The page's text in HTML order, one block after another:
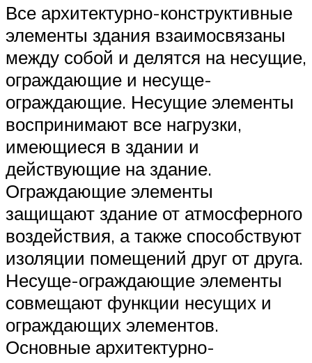
Все архитектурно-конструктивные
элементы здания взаимосвязаны
между собой и делятся на несущие,
ограждающие и несуще-
ограждающие. Несущие элементы
воспринимают все нагрузки,
имеющиеся в здании и
действующие на здание.
Ограждающие элементы
защищают здание от атмосферного
воздействия, а также способствуют
изоляции помещений друг от друга.
Несуще-ограждающие элементы
совмещают функции несущих и
ограждающих элементов.
Основные архитектурно-